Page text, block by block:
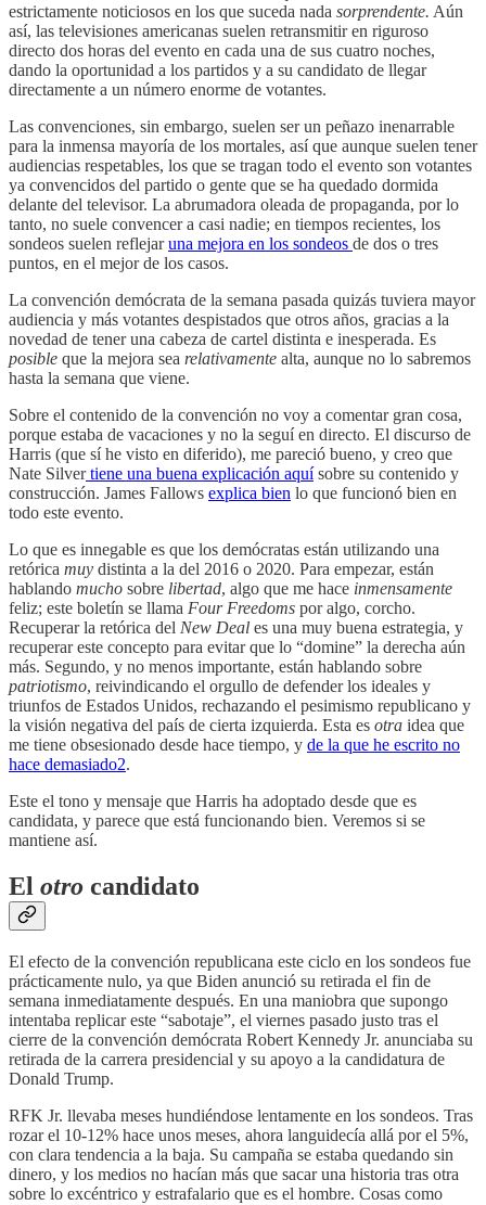
estrictamente noticiosos en los que suceda nada sorprendente. Aún
así, las televisiones americanas suelen retransmitir en riguroso
directo dos horas del evento en cada una de sus cuatro noches,
dando la oportunidad a los partidos y a su candidato de llegar
directamente a un número enorme de votantes.
Las convenciones, sin embargo, suelen ser un peñazo inenarrable
para la inmensa mayoría de los mortales, así que aunque suelen tener
audiencias respetables, los que se tragan todo el evento son votantes
ya convencidos del partido o gente que se ha quedado dormida
delante del televisor. La abrumadora oleada de propaganda, por lo
tanto, no suele convencer a casi nadie; en tiempos recientes, los
sondeos suelen reflejaruna mejora en los sondeos de dos o tres
puntos, en el mejor de los casos.
La convención demócrata de la semana pasada quizás tuviera mayor
audiencia y más votantes despistados que otros años, gracias a la
novedad de tener una cabeza de cartel distinta e inesperada. Es
posible que la mejora sea relativamente alta, aunque no lo sabremos
hasta la semana que viene.
Sobre el contenido de la convención no voy a comentar gran cosa,
porque estaba de vacaciones y no la seguí en directo. El discurso de
Harris (que sí he visto en diferido), me pareció bueno, y creo que
Nate Silvertiene una buena explicación aquísobre su contenido y
construcción. James Fallows explica bien lo que funcionó bien en
todo este evento.
Lo que es innegable es que los demócratas están utilizando una
retórica muy distinta a la del 2016 o 2020. Para empezar, están
hablando mucho sobre libertad, algo que me hace inmensamente
feliz; este boletín se llama Four Freedoms por algo, corcho.
Recuperar la retórica del New Deal es una muy buena estrategia, y
recuperar este concepto para evitar que lo “domine” la derecha aún
más. Segundo, y no menos importante, están hablando sobre
patriotismo, reivindicando el orgullo de defender los ideales y
triunfos de Estados Unidos, rechazando el pesimismo republicano y
la visión negativa del país de cierta izquierda. Esta es otra idea que
me tiene obsesionado desde hace tiempo, y de la que he escrito no
hace demasiado2.
Este el tono y mensaje que Harris ha adoptado desde que es
candidata, y parece que está funcionando bien. Veremos si se
mantiene así.
El otro candidato
El efecto de la convención republicana este ciclo en los sondeos fue
prácticamente nulo, ya que Biden anunció su retirada el fin de
semana inmediatamente después. En una maniobra que supongo
intentaba replicar este “sabotaje”, el viernes pasado justo tras el
cierre de la convención demócrata Robert Kennedy Jr. anunciaba su
retirada de la carrera presidencial y su apoyo a la candidatura de
Donald Trump.
RFK Jr. llevaba meses hundiéndose lentamente en los sondeos. Tras
rozar el 10-12% hace unos meses, ahora languidecía allá por el 5%,
con clara tendencia a la baja. Su campaña se estaba quedando sin
dinero, y los medios no hacían más que sacar una historia tras otra
sobre lo excéntrico y estrafalario que es el hombre. Cosas como